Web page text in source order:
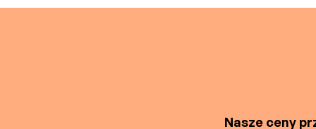
Nasze ceny